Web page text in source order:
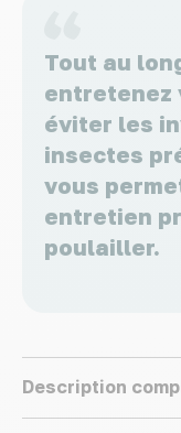
Tout au
entretenez
éviter les
insectes
vous
entretien
poulailler.
Description